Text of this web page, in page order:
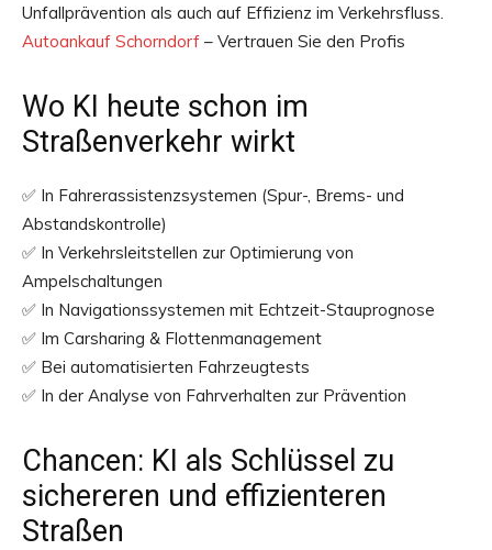
Unfallprävention als auch auf Effizienz im Verkehrsfluss.
Autoankauf Schorndorf – Vertrauen Sie den Profis
Wo KI heute schon im
Straßenverkehr wirkt
✅ In Fahrerassistenzsystemen (Spur-, Brems- und
Abstandskontrolle)
✅ In Verkehrsleitstellen zur Optimierung von
Ampelschaltungen
✅ In Navigationssystemen mit Echtzeit-Stauprognose
✅ Im Carsharing & Flottenmanagement
✅ Bei automatisierten Fahrzeugtests
✅ In der Analyse von Fahrverhalten zur Prävention
Chancen: KI als Schlüssel zu
sichereren und effizienteren
Straßen